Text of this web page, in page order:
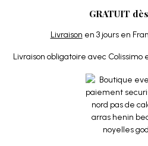
GRATUIT
Livraison en 3 jours en
Livraison obligatoire avec